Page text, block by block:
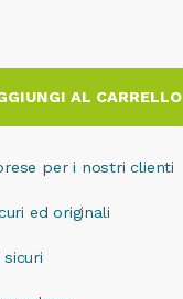
AL CARRELLO
per i nostri clienti
ed originali
sicuri